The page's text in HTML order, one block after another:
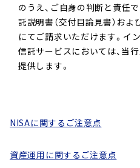
のうえ、ご自身の判断と責任
託説明書（交付目論見書）お
にてご請求いただけます。イ
信託サービスにおいては、当
提供します。
NISAに関するご注意点
資産運用に関するご注意点